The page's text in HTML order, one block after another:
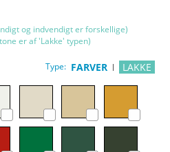
og indvendigt er forskellige)
er af 'Lakke' typen)
Type: FARVER LAKKE